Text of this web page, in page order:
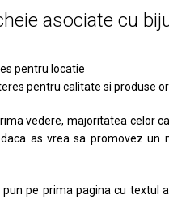
asociate cu
pentru locatie
pentru calitate si produse
vedere, majoritatea celor
as vrea sa promovez un
pe prima pagina cu textul